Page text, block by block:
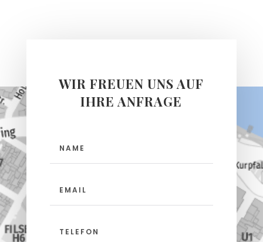
WIR FREUEN UNS AUF
IHRE ANFRAGE